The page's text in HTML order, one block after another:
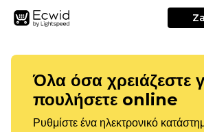
Όλα όσα χρειάζεστε
πουλήσετε online
Ρυθμίστε ένα ηλεκτρονικό